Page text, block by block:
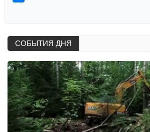
СОБЫТИЯ ДНЯ